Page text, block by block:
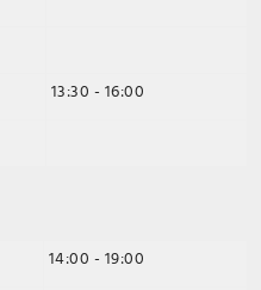
13:30 - 16:00
14:00 - 19:00